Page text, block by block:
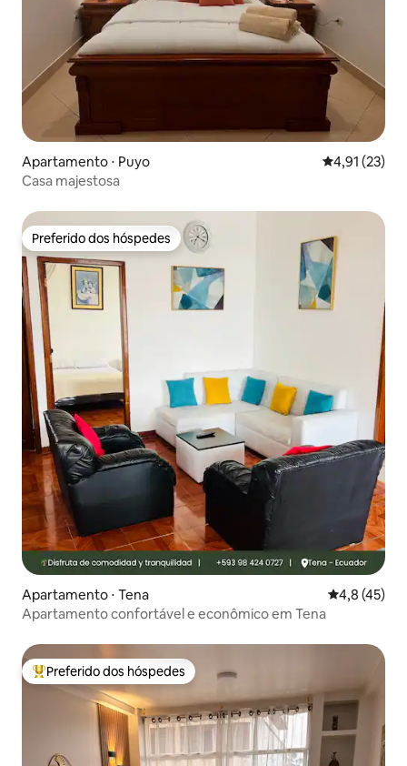
Apartamento ⋅ Puyo 4,91 de uma
4,91 (23)
Casa majestosa
Preferido dos hóspedes
Preferido dos hóspedes
Apartamento ⋅ Tena 4,8 de uma
4,8 (45)
Apartamento confortável e econômico em Tena
Entre os melhores preferidos dos hóspedes
Preferido dos hóspedes